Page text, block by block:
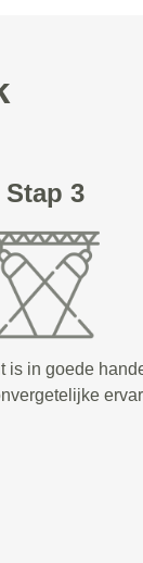
Stap 3
is in goede